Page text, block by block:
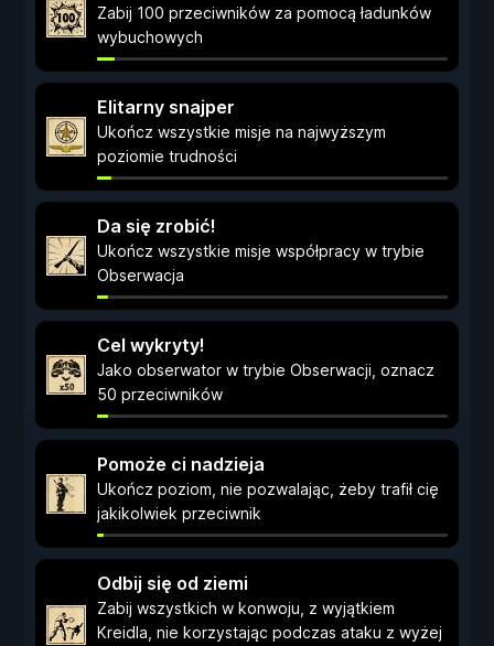
Zabij 100 przeciwników za pomocą ładunków
wybuchowych
Elitarny snajper
Ukończ wszystkie misje na najwyższym
poziomie trudności
Da się zrobić!
Ukończ wszystkie misje współpracy w trybie
Obserwacja
Cel wykryty!
Jako obserwator w trybie Obserwacji, oznacz
50 przeciwników
Pomoże ci nadzieja
Ukończ poziom, nie pozwalając, żeby trafił cię
jakikolwiek przeciwnik
Odbij się od ziemi
Zabij wszystkich w konwoju, z wyjątkiem
Kreidla, nie korzystając podczas ataku z wyżej